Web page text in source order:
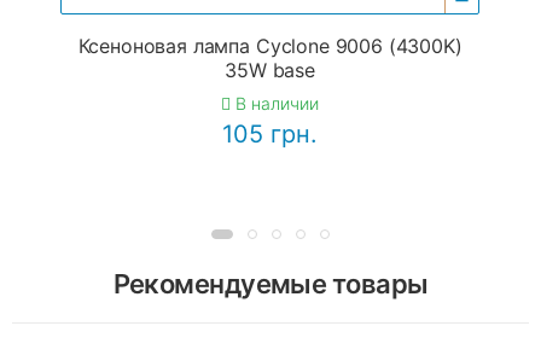
Ксеноновая лампа Cyclone 9006 (4300K)
35W base
В наличии
105 грн.
Рекомендуемые товары